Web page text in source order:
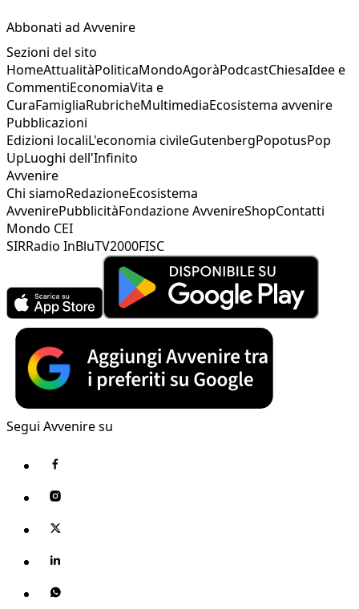
Abbonati ad Avvenire
Sezioni del sito
HomeAttualitàPoliticaMondoAgoràPodcastChiesaIdee e
CommentiEconomiaVita e
CuraFamigliaRubricheMultimediaEcosistema avvenire
Pubblicazioni
Edizioni localiL'economia civileGutenbergPopotusPop
UpLuoghi dell'Infinito
Avvenire
Chi siamoRedazioneEcosistema
AvvenirePubblicitàFondazione AvvenireShopContatti
Mondo CEI
SIRRadio InBluTV2000FISC
Segui Avvenire su